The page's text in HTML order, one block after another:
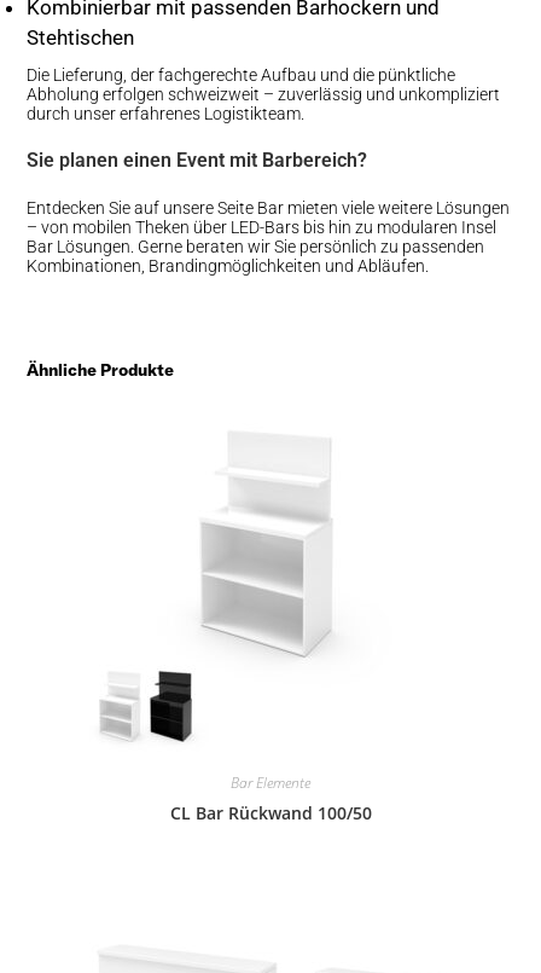
Kombinierbar mit passenden Barhockern und
Stehtischen
Die Lieferung, der fachgerechte Aufbau und die pünktliche
Abholung erfolgen schweizweit – zuverlässig und unkompliziert
durch unser erfahrenes Logistikteam.
Sie planen einen Event mit Barbereich?
Entdecken Sie auf unsere Seite Bar mieten viele weitere Lösungen
– von mobilen Theken über LED-Bars bis hin zu modularen Insel
Bar Lösungen. Gerne beraten wir Sie persönlich zu passenden
Kombinationen, Brandingmöglichkeiten und Abläufen.
Ähnliche Produkte
Bar Elemente
CL Bar Rückwand 100/50